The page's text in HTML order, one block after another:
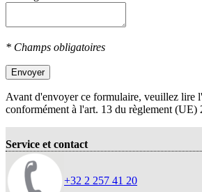
* Champs obligatoires
Envoyer
Avant d'envoyer ce formulaire, veuillez lire l'
conformément à l'art. 13 du règlement
Service et contact
+32 2 257 41 20